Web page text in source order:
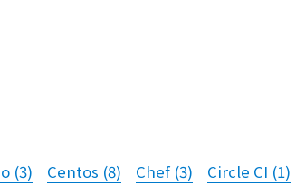
(3) Centos (8) Chef (3) Circle CI (1)